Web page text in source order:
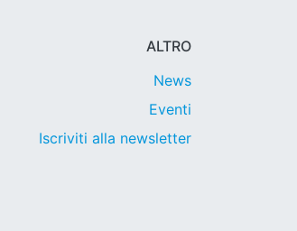
ALTRO
News
Eventi
Iscriviti alla newsletter